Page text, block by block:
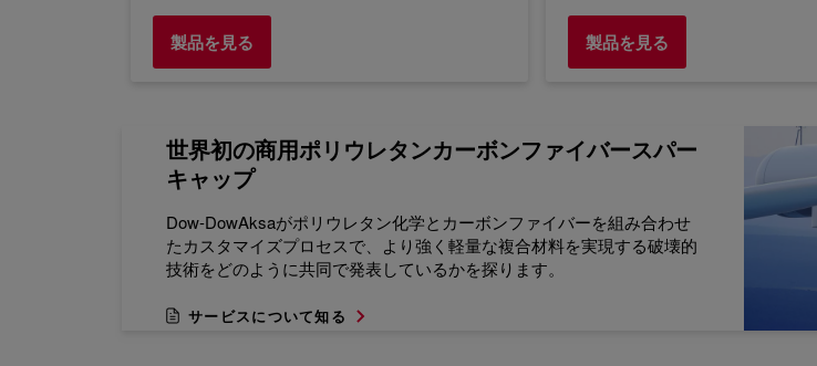
製品を見る 製品を見る
世界初の商用ポリウレタンカーボンファイバースパー
キャップ
Dow-DowAksaがポリウレタン化学とカーボンファイバーを組み合わせ
たカスタマイズプロセスで、より強く軽量な複合材料を実現する破壊的
技術をどのように共同で発表しているかを探ります。
サービスについて知る